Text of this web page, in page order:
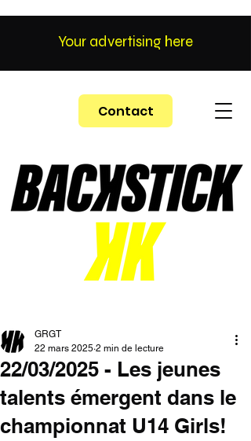
Contact
Your advertising here
22/03/2025 - Les jeunes
talents émergent dans le
championnat U14 Girls!
GRGT
22 mars 2025 2 min de lecture